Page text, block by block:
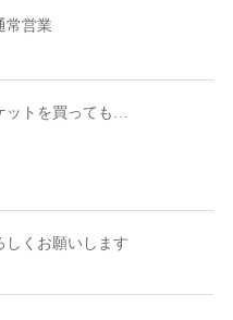
常営業
ットを買っても…
しくお願いします